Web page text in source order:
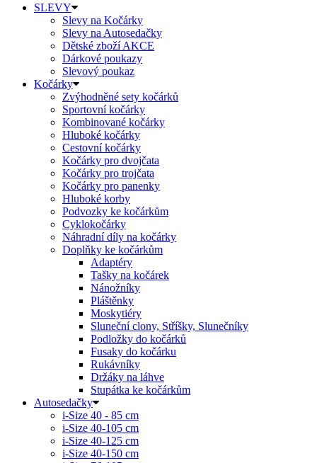
SLEVY
Slevy na Kočárky
Slevy na Autosedačky
Dětské zboží AKCE
Dárkové poukazy
Slevový poukaz
Kočárky
Zvýhodněné sety kočárků
Sportovní kočárky
Kombinované kočárky
Hluboké kočárky
Cestovní kočárky
Kočárky pro dvojčata
Kočárky pro trojčata
Kočárky pro panenky
Hluboké korby
Podvozky ke kočárkům
Cyklokočárky
Náhradní díly na kočárky
Doplňky ke kočárkům
Adaptéry
Tašky na kočárek
Nánožníky
Pláštěnky
Moskytiéry
Sluneční clony, Stříšky, Slunečníky
Podložky do kočárků
Fusaky do kočárku
Rukávníky
Držáky na láhve
Stupátka ke kočárkům
Autosedačky
i-Size 40 - 85 cm
i-Size 40-105 cm
i-Size 40-125 cm
i-Size 40-150 cm